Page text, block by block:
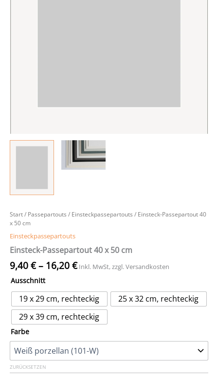
Start/ Passepartouts / Einsteckpassepartouts / Einsteck-Passepartout 40
x 50 cm
Einsteckpassepartouts
Einsteck-Passepartout 40 x 50 cm
9,40€– 16,20€ Inkl. MwSt, zzgl. Versandkosten
Ausschnitt
19 x 29 cm, rechteckig
25 x 32 cm, rechteckig
29 x 39 cm, rechteckig
Farbe
ZURÜCKSETZEN